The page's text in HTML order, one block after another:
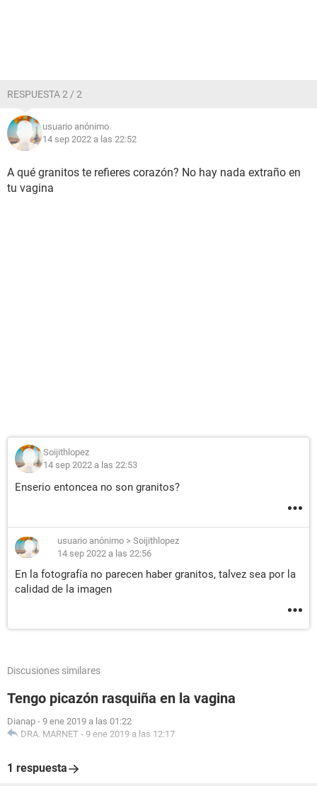
RESPUESTA 2 / 2
usuario anónimo
14 sep 2022 a las 22:52
A qué granitos te refieres corazón? No hay nada extraño en
tu vagina
Soijithlopez
14 sep 2022 a las 22:53
Enserio entoncea no son granitos?
usuario anónimo > Soijithlopez
14 sep 2022 a las 22:56
En la fotografía no parecen haber granitos, talvez sea por la
calidad de la imagen
Discusiones similares
Tengo picazón rasquiña en la vagina
Dianap - 9 ene 2019 a las 01:22
DRA. MARNET - 9 ene 2019 a las 12:17
1 respuesta